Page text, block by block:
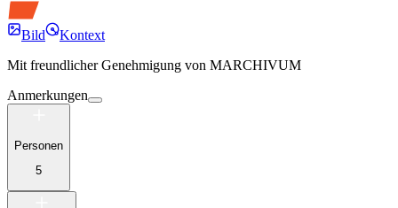
Bild
Kontext
Mit freundlicher Genehmigung von MARCHIVUM
Anmerkungen
Personen
5